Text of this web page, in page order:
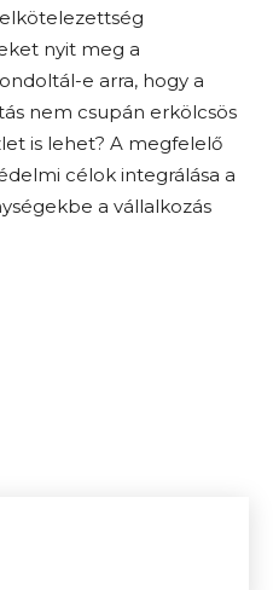
nyit meg a
e arra, hogy a
nem csupán erkölcsös
is lehet? A megfelelő
célok integrálása a
a vállalkozás